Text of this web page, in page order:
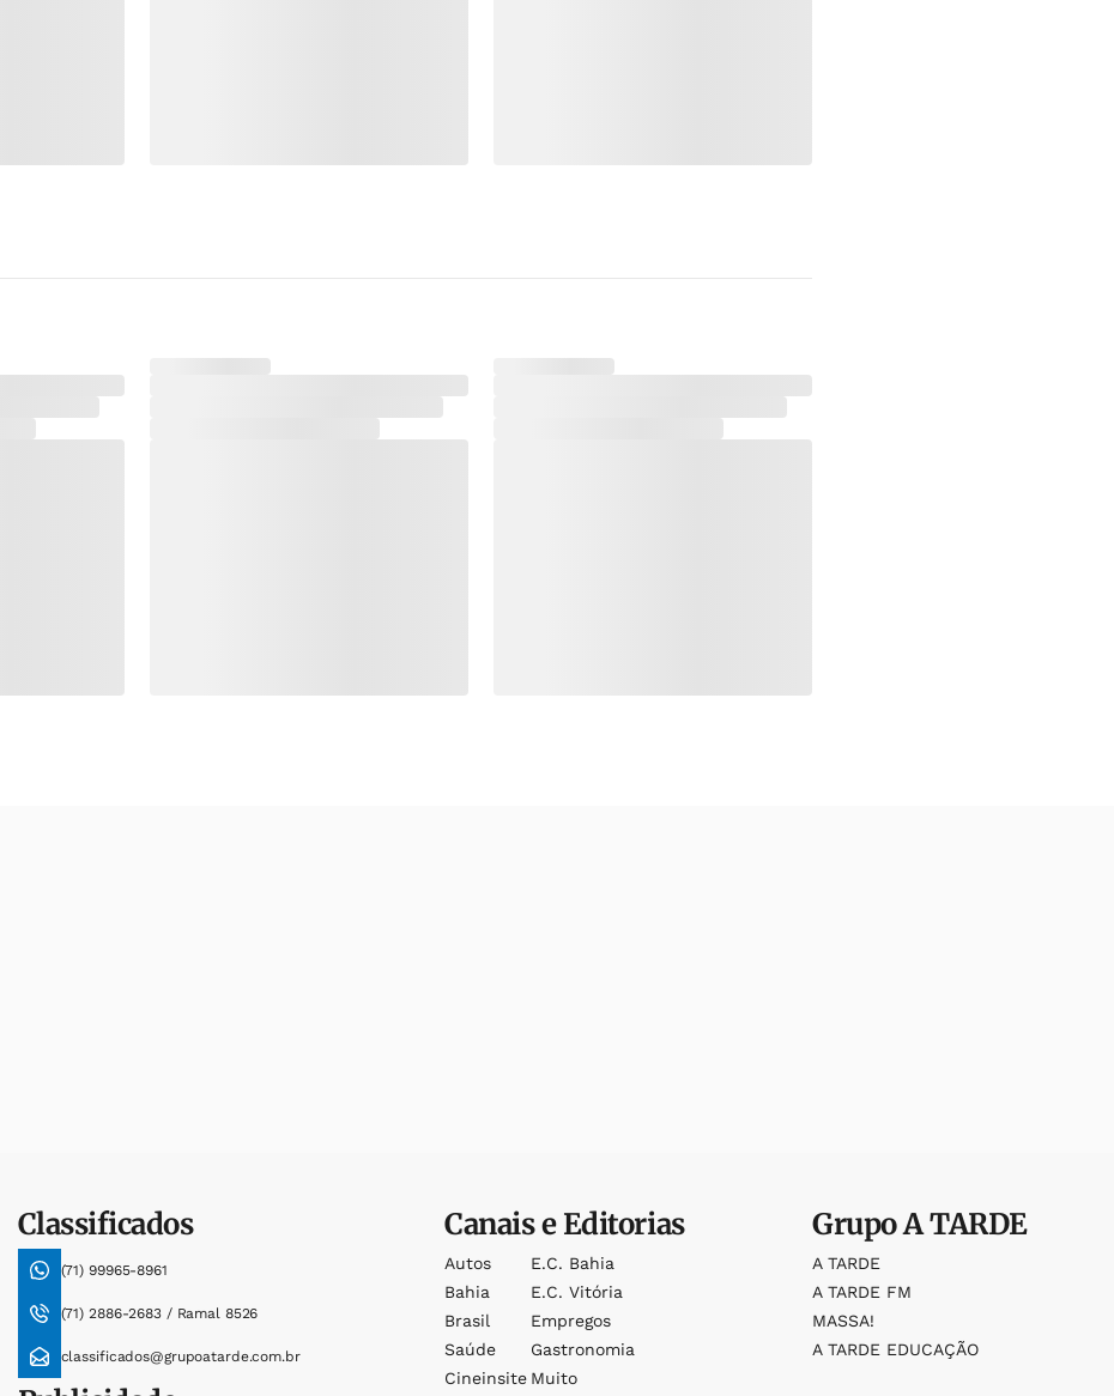
Classificados
(71) 99965-8961
(71) 2886-2683 / Ramal 8526
classificados@grupoatarde.com.br
Canais e Editorias
Autos
Bahia
Brasil
Saúde
Cineinsite
E.c. Bahia
E.c. Vitória
Empregos
Gastronomia
Muito
GrupoA TARDE
A TARDE
A TARDE FM
MASSA!
A TARDE EDUCAÇÃO